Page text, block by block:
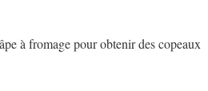
à fromage pour obtenir des copeaux